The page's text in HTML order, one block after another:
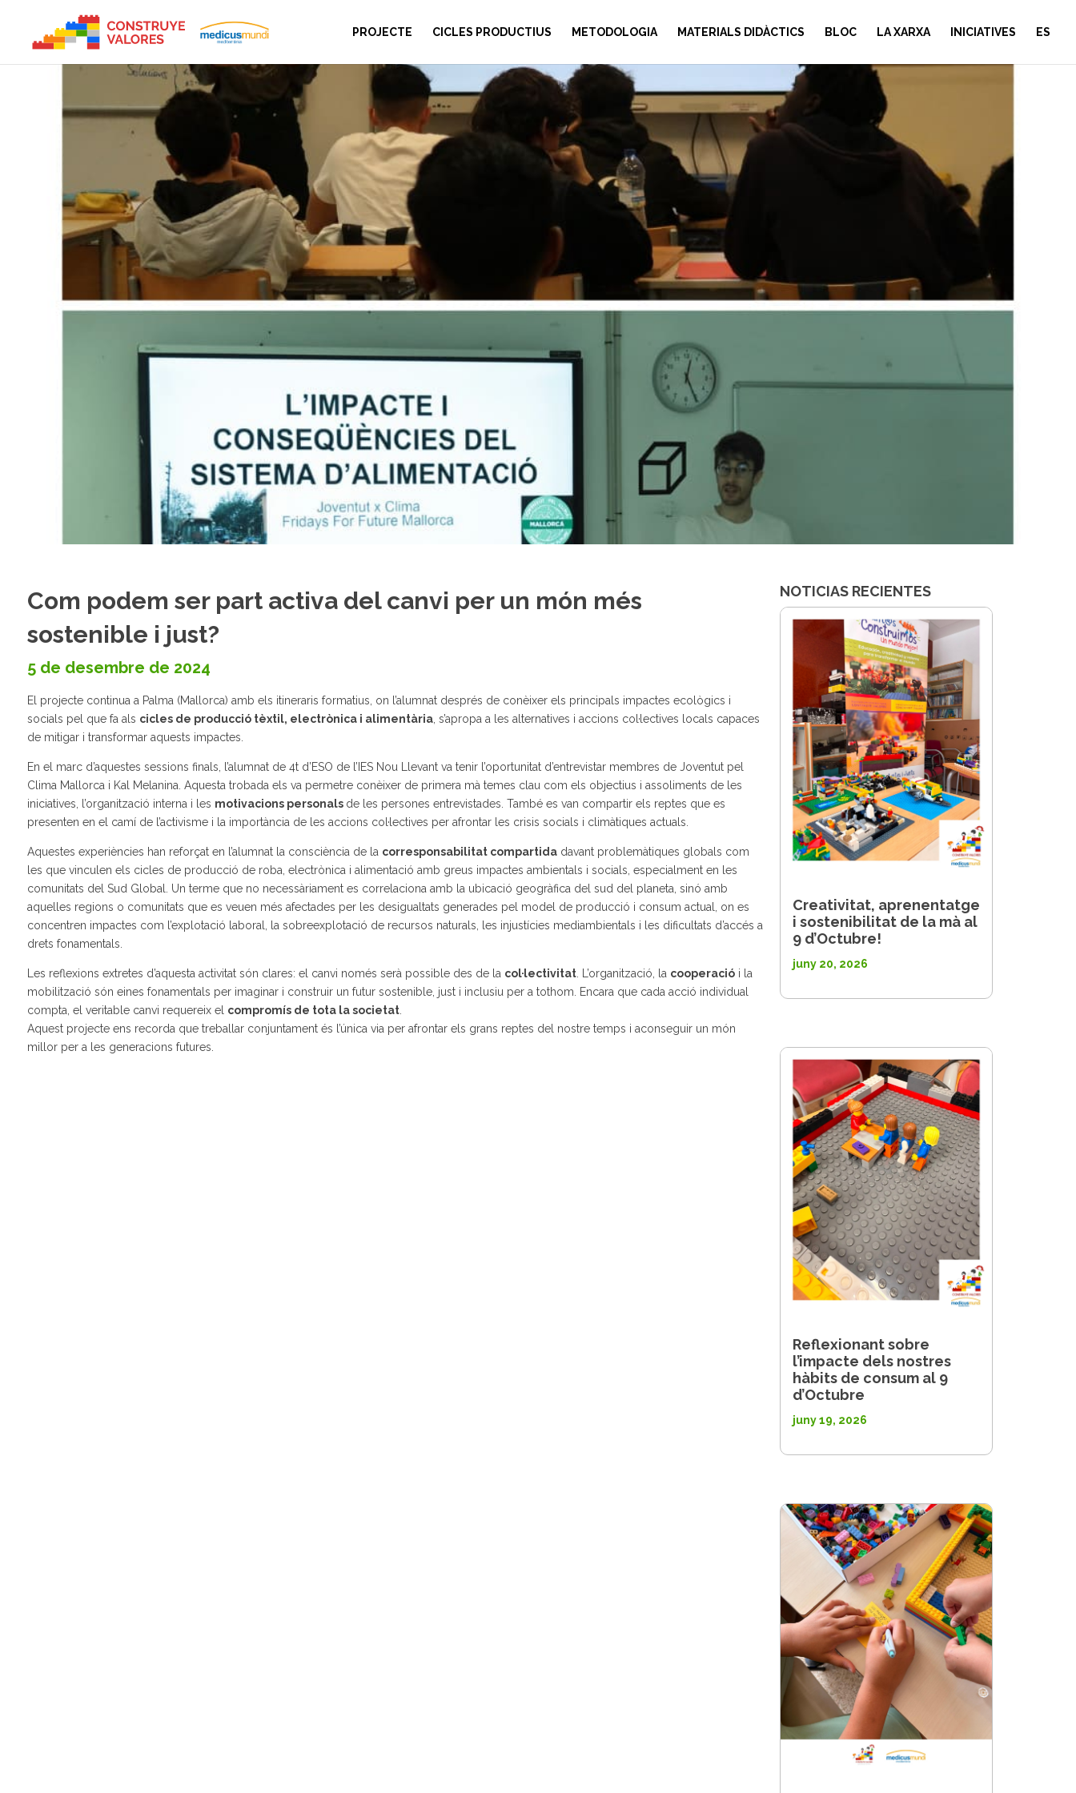
PROJECTE CICLES PRODUCTIUS METODOLOGIA MATERIALS DIDÀCTICS BLOC LA XARXA INICIATIVES ES
Com podem ser part activa del canvi per un món més
sostenible i just?
5 de desembre de 2024
El projecte continua a Palma (Mallorca) amb els itineraris formatius, on l’alumnat després de conèixer els principals impactes ecològics i
socials pel que fa als cicles de producció tèxtil, electrònica i alimentària, s’apropa a les alternatives i accions col·lectives locals capaces
de mitigar i transformar aquests impactes.
En el marc d’aquestes sessions finals, l’alumnat de 4t d’ESO de l’IES Nou Llevant va tenir l’oportunitat d’entrevistar membres de Joventut pel
Clima Mallorca i Kal Melanina. Aquesta trobada els va permetre conèixer de primera mà temes clau com els objectius i assoliments de les
iniciatives, l’organització interna i les motivacions personals de les persones entrevistades. També es van compartir els reptes que es
presenten en el camí de l’activisme i la importància de les accions col·lectives per afrontar les crisis socials i climàtiques actuals.
Aquestes experiències han reforçat en l’alumnat la consciència de la corresponsabilitat compartidadavant problemàtiques globals com
les que vinculen els cicles de producció de roba, electrònica i alimentació amb greus impactes ambientals i socials, especialment en les
comunitats del Sud Global. Un terme que no necessàriament es correlaciona amb la ubicació geogràfica del sud del planeta, sinó amb
aquelles regions o comunitats que es veuen més afectades per les desigualtats generades pel model de producció i consum actual, on es
concentren impactes com l’explotació laboral, la sobreexplotació de recursos naturals, les injustícies mediambientals i les dificultats d’accés a
drets fonamentals.
Les reflexions extretes d’aquesta activitat són clares: el canvi només serà possible des de la col·lectivitat. L’organització, la cooperaciói la
mobilització són eines fonamentals per imaginar i construir un futur sostenible, just i inclusiu per a tothom. Encara que cada acció individual
compta, el veritable canvi requereix el compromís de tota la societat.
Aquest projecte ens recorda que treballar conjuntament és l’única via per afrontar els grans reptes del nostre temps i aconseguir un món
millor per a les generacions futures.
NOTICIAS RECIENTES
Creativitat, aprenentatge
i sostenibilitat de la mà al
9 d’Octubre!
juny 20, 2026
Reflexionant sobre
l’impacte dels nostres
hàbits de consum al 9
d’Octubre
juny 19, 2026